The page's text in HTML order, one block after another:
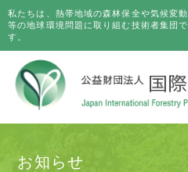
私たちは、熱帯地域の森林保全や気候変動
等の地球環境問題に取り組む技術者集団で
す。
お知らせ